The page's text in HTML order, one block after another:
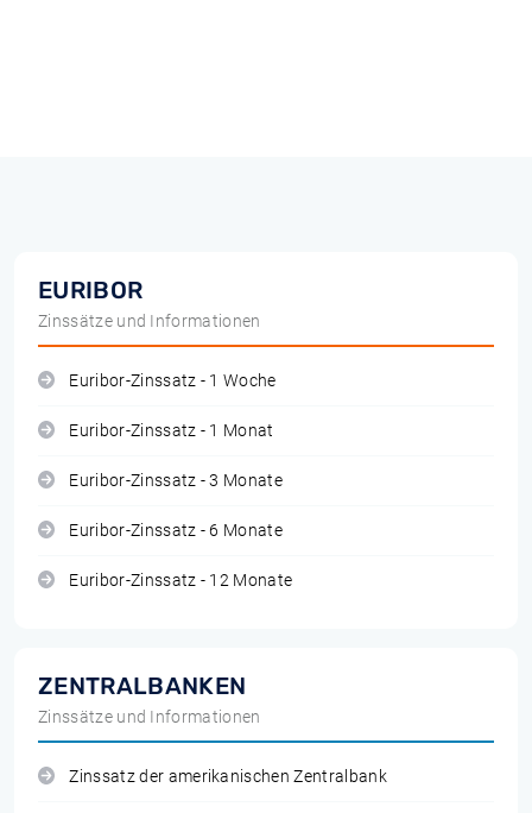
EURIBOR
Zinssätze und Informationen
Euribor-Zinssatz - 1 Woche
Euribor-Zinssatz - 1 Monat
Euribor-Zinssatz - 3 Monate
Euribor-Zinssatz - 6 Monate
Euribor-Zinssatz - 12 Monate
ZENTRALBANKEN
Zinssätze und Informationen
Zinssatz der amerikanischen Zentralbank